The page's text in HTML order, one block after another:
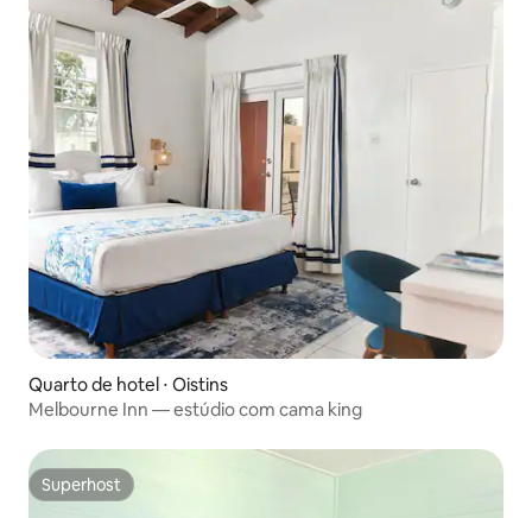
Quarto de hotel ⋅ Oistins
Melbourne Inn — estúdio com cama king
Superhost
Superhost